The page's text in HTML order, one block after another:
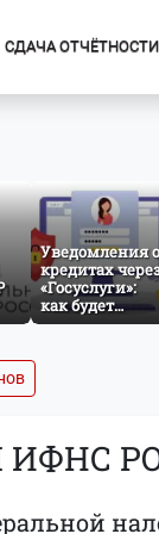
СДАЧА ОТЧЁТНОСТИ
курсов
об
Уведомления о
кредитах
«Госуслуги»:
как будет
работать